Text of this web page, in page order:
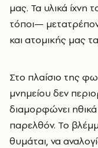
μας. Τα υλικά ίχνη
τόποι—
και ατομικής μας
Στο πλαίσιο της
μνημείου δεν
διαμορφώνει
παρελθόν. Το
θυμάται, να